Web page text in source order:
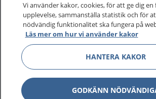
vårdärenden. Ring telefonnummer
sjukvårdsrådgivning dygnet runt.
1177 ger dig råd när du vill må bättre.
Vi använder kakor, cookies, för att ge dig
upplevelse, sammanställa statistik och för
nödvändig funktionalitet ska fungera på
Läs mer om hur vi använder kakor
HANTERA KAKOR
GODKÄNN